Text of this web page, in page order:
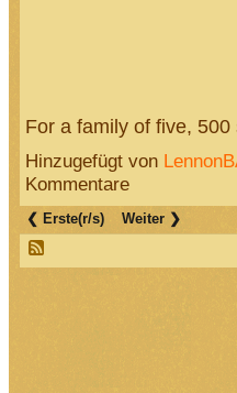
For a family of five,
Hinzugefügt von
Kommentare
❮ Erste(r/s) Weiter ❯